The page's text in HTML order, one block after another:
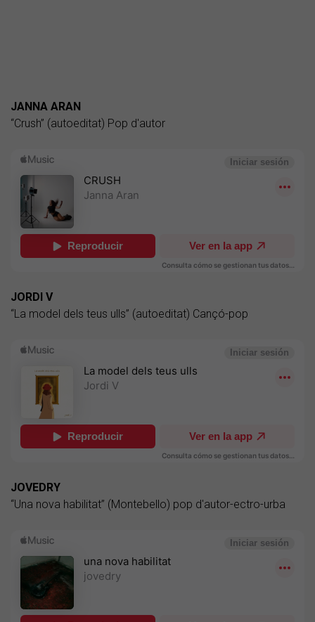
JANNA ARAN
“Crush” (autoeditat) Pop d'autor
JORDI V
“La model dels teus ulls” (autoeditat) Cançó-pop
JOVEDRY
“Una nova habilitat” (Montebello) pop d'autor-ectro-urba